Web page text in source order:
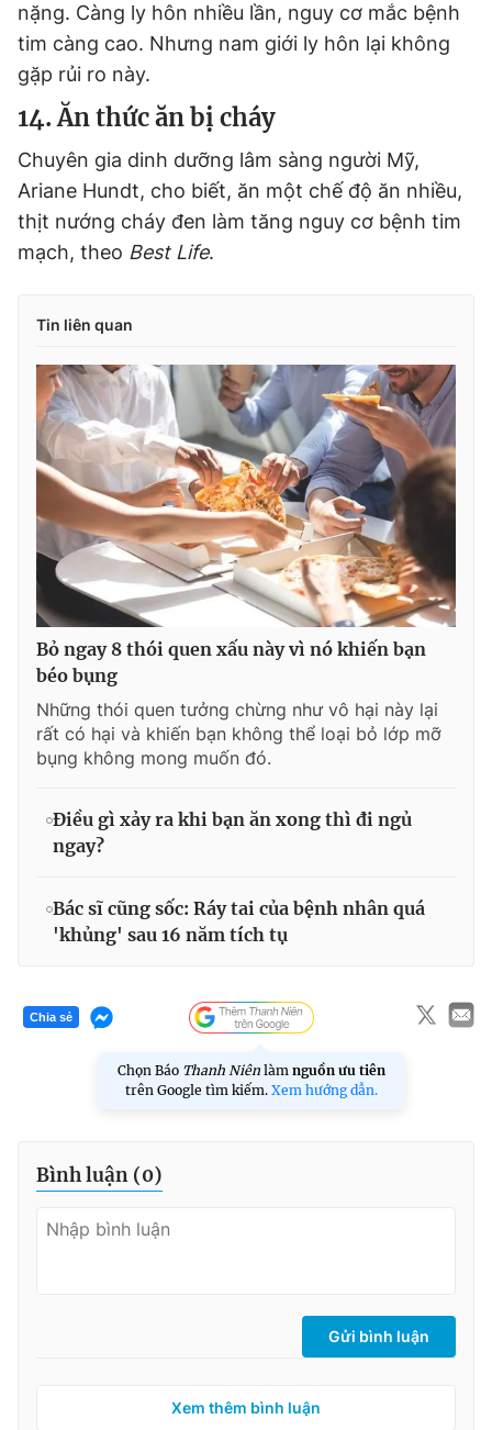
nặng. Càng ly hôn nhiều lần, nguy cơ mắc bệnh
tim càng cao. Nhưng nam giới ly hôn lại không
gặp rủi ro này.
14. Ăn thức ăn bị cháy
Chuyên gia dinh dưỡng lâm sàng người Mỹ,
Ariane Hundt, cho biết, ăn một chế độ ăn nhiều,
thịt nướng cháy đen làm tăng nguy cơ bệnh tim
mạch, theo Best Life.
Tin liên quan
Bỏ ngay 8 thói quen xấu này vì nó khiến bạn
béo bụng
Những thói quen tưởng chừng như vô hại này lại
rất có hại và khiến bạn không thể loại bỏ lớp mỡ
bụng không mong muốn đó.
Điều gì xảy ra khi bạn ăn xong thì đi ngủ
ngay?
Bác sĩ cũng sốc: Ráy tai của bệnh nhân quá
'khủng' sau 16 năm tích tụ
Chia sẻ
Chọn Báo Thanh Niên làm nguồn ưu tiên
trên Google tìm kiếm. Xem hướng dẫn.
Bình luận (0)
Gửi bình luận
Xem thêm bình luận